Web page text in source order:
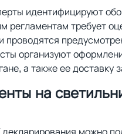
идентифицируют
регламентам требует
проводятся
организуют
а также ее доставку
на